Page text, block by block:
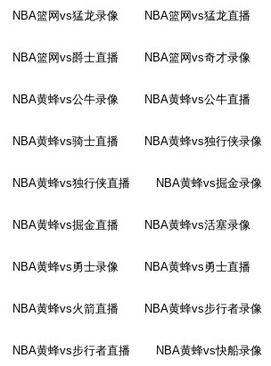
NBA篮网vs猛龙录像 NBA篮网vs猛龙直播
NBA篮网vs爵士直播 NBA篮网vs奇才录像
NBA黄蜂vs公牛录像 NBA黄蜂vs公牛直播
NBA黄蜂vs骑士直播 NBA黄蜂vs独行侠录像
NBA黄蜂vs独行侠直播 NBA黄蜂vs掘金录像
NBA黄蜂vs掘金直播 NBA黄蜂vs活塞录像
NBA黄蜂vs勇士录像 NBA黄蜂vs勇士直播
NBA黄蜂vs火箭直播 NBA黄蜂vs步行者录像
NBA黄蜂vs步行者直播 NBA黄蜂vs快船录像